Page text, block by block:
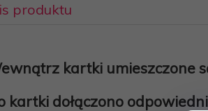
produktu
kartki umieszczone
kartki dołączono